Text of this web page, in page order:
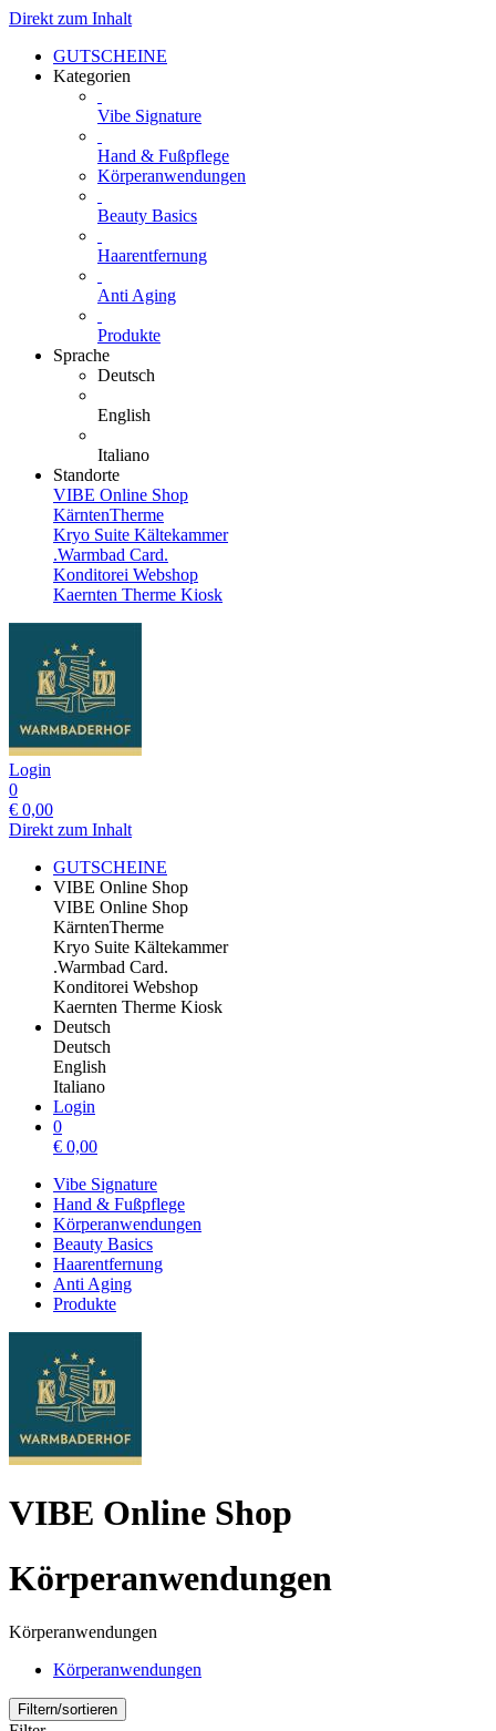
Direkt zum Inhalt
GUTSCHEINE
Kategorien
Vibe Signature
Hand & Fußpflege
Körperanwendungen
Beauty Basics
Haarentfernung
Anti Aging
Produkte
Sprache
Deutsch
English
Italiano
Standorte
VIBE Online Shop
KärntenTherme
Kryo Suite Kältekammer
.Warmbad Card.
Konditorei Webshop
Kaernten Therme Kiosk
Login
0
€ 0,00
Direkt zum Inhalt
GUTSCHEINE
VIBE Online Shop
VIBE Online Shop
KärntenTherme
Kryo Suite Kältekammer
.Warmbad Card.
Konditorei Webshop
Kaernten Therme Kiosk
Deutsch
Deutsch
English
Italiano
Login
0
€ 0,00
Vibe Signature
Hand & Fußpflege
Körperanwendungen
Beauty Basics
Haarentfernung
Anti Aging
Produkte
VIBE Online Shop
Körperanwendungen
Körperanwendungen
Körperanwendungen
Filtern/sortieren